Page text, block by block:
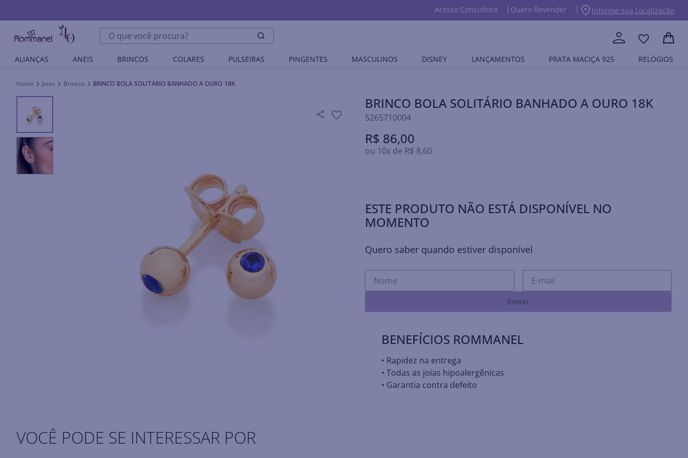
Acesso Consultora Quero Revender Informe sua Localização
O que você procura?
ALIANÇAS ANÉIS BRINCOS COLARES PULSEIRAS PINGENTES MASCULINOS DISNEY LANÇAMENTOS PRATA MACIÇA 925 RELÓGIOS
Joias Brincos BRINCO BOLA SOLITÁRIO BANHADO A OURO 18K
BRINCO BOLA SOLITÁRIO BANHADO A OURO 18K
5265710004
R$ 86,00
ou 10x de R$ 8,60
ESTE PRODUTO NÃO ESTÁ DISPONÍVEL NO
MOMENTO
Quero saber quando estiver disponível
Enviar
BENEFÍCIOS ROMMANEL
• Rapidez na entrega
• Todas as joias hipoalergênicas
• Garantia contra defeito
VOCÊ PODE SE INTERESSAR POR